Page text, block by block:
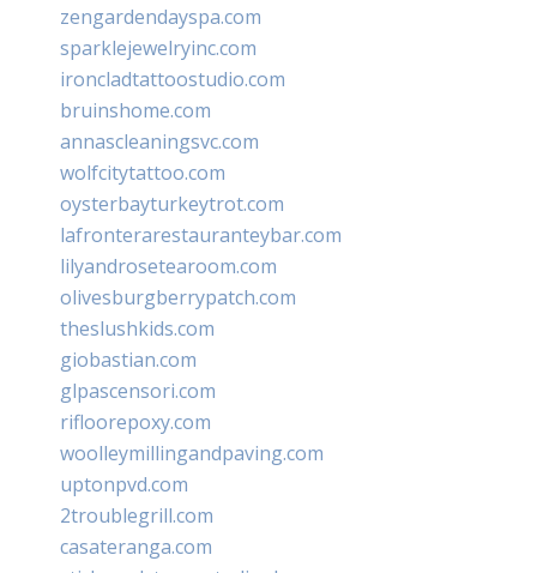
zengardendayspa.com
sparklejewelryinc.com
ironcladtattoostudio.com
bruinshome.com
annascleaningsvc.com
wolfcitytattoo.com
oysterbayturkeytrot.com
lafronterarestauranteybar.com
lilyandrosetearoom.com
olivesburgberrypatch.com
theslushkids.com
giobastian.com
glpascensori.com
rifloorepoxy.com
woolleymillingandpaving.com
uptonpvd.com
2troublegrill.com
casateranga.com